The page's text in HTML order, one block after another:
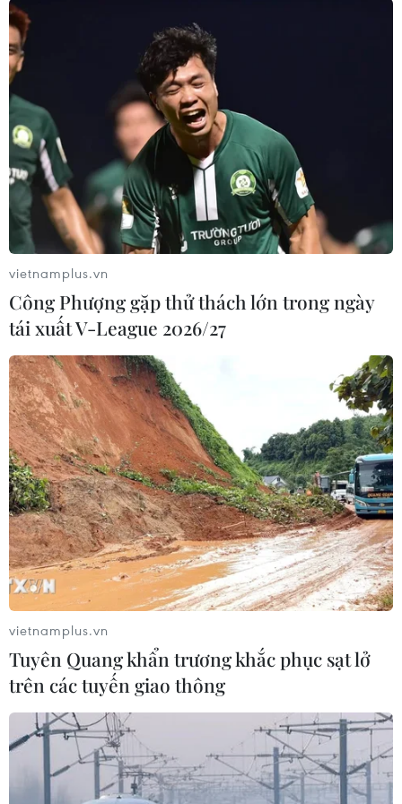
#Hyundai
#nhà máy lắp ráp ôtô
#thiếu nguồn cung phụ tùng
#COVID-19
Theo dõi VietnamPlus
TIN LIÊN QUAN
Hyundai và Kia ngừng một số dây chuyền
lắp ráp do thiếu phụ tùng
04/02/2020 22:26
vietnamplus.vn
Công Phượng gặp thử thách lớn trong ngày
tái xuất V-League 2026/27
vietnamplus.vn
Tuyên Quang khẩn trương khắc phục sạt lở
trên các tuyến giao thông